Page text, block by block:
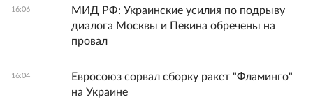
16:06
МИД РФ: Украинские усилия по подрыву
диалога Москвы и Пекина обречены на
провал
16:04
Евросоюз сорвал сборку ракет "Фламинго"
на Украине